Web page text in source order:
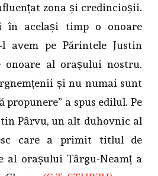
zona și credincioșii.
în același timp o onoare
avem pe Părintele Justin
onoare al orașului nostru.
și nu numai sunt
propunere” a spus edilul. Pe
Pârvu, un alt duhovnic al
care a primit titlul de
al orașului Târgu-Neamț a